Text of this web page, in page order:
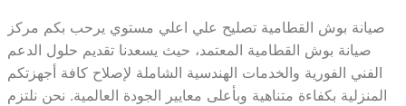
صيانة بوش القطامية تصليح علي اعلي مستوي يرحب بكم مركز
صيانة بوش القطامية المعتمد، حيث يسعدنا تقديم حلول الدعم
الفني الفورية والخدمات الهندسية الشاملة لإصلاح كافة أجهزتكم
المنزلية بكفاءة متناهية وبأعلى معايير الجودة العالمية. نحن نلتزم